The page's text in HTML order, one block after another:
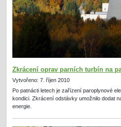
Zkrácení oprav parních turbín na
Vytvořeno: 7. říjen 2010
Po patnácti letech je zařízení paroplynové
kondici. Zkrácení odstávky umožnilo dodat
energie.